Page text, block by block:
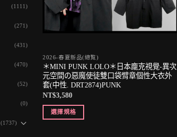
(1111)
(271)
(431)
(470)
(52)
(0)
(1737)
2026-春夏新品(總覧)
＊MINI PUNK LOLO＊日本龐克視覺-異次
元空間の惡魔使徒雙口袋臂章個性大衣外
套(中性. DRT2874)PUNK
NT$3,580
選擇規格